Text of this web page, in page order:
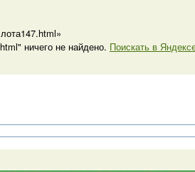
ничего не найдено. Поискать в